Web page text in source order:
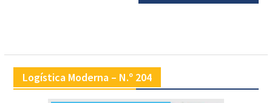
Logística Moderna – N.º 204